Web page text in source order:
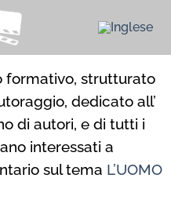
formativo, strutturato
dedicato all’
di autori, e di tutti i
interessati a
sul tema L’UOMO